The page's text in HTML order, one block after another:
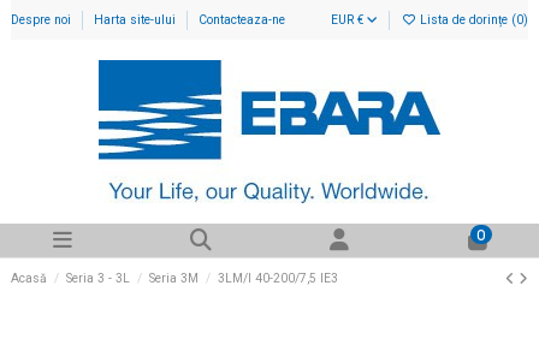
Despre noi Harta site-ului Contacteaza-ne EUR € Lista de dorințe (0)
0
Acasă Seria 3 - 3L Seria 3M 3LM/I 40-200/7,5 IE3